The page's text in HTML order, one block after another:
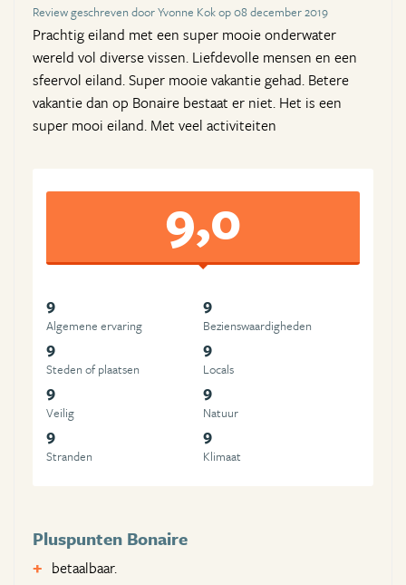
Review geschreven door Yvonne Kok op 08 december 2019
Prachtig eiland met een super mooie onderwater
wereld vol diverse vissen. Liefdevolle mensen en een
sfeervol eiland. Super mooie vakantie gehad. Betere
vakantie dan op Bonaire bestaat er niet. Het is een
super mooi eiland. Met veel activiteiten
9,0
9
Algemene ervaring
9
Beziens­waardigheden
9
Steden of plaatsen
9
Locals
9
Veilig
9
Natuur
9
Stranden
9
Klimaat
Pluspunten Bonaire
betaalbaar.